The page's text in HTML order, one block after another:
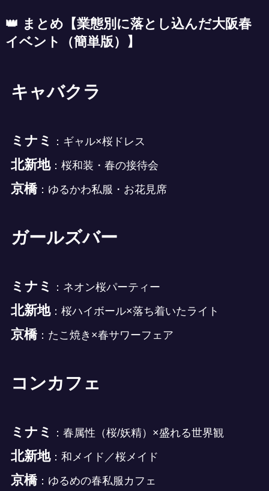
👑 まとめ 【業態別に落とし込んだ大阪春
イベント（簡単版）】
キャバクラ
ミナミ ：ギャル×桜ドレス
北新地：桜和装・春の接待会
京橋：ゆるかわ私服・お花見席
ガールズバー
ミナミ ：ネオン桜パーティー
北新地：桜ハイボール×落ち着いたライト
京橋：たこ焼き×春サワーフェア
コンカフェ
ミナミ ：春属性（桜/妖精）×盛れる世界観
北新地：和メイド／桜メイド
京橋：ゆるめの春私服カフェ